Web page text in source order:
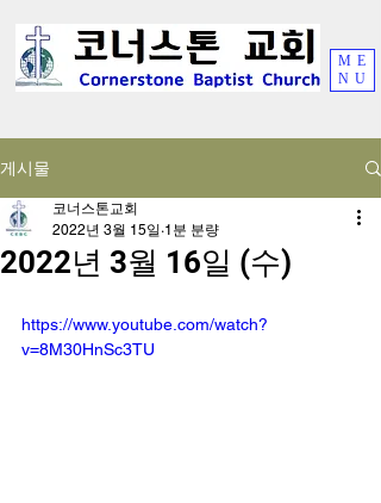
ME
NU
게시물
2022년 3월 16일 (수)
코너스톤교회
2022년 3월 15일 1분 분량
https://www.youtube.com/watch?
v=8M30HnSc3TU